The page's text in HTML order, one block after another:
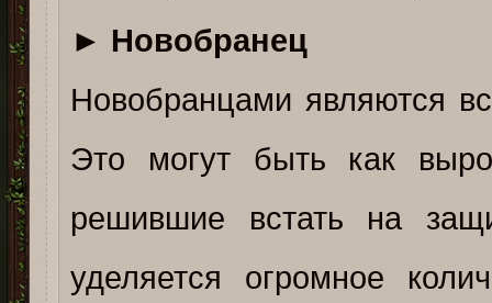
► Новобранец
Новобранцами являются
Это могут быть как
решившие встать на
уделяется огромное